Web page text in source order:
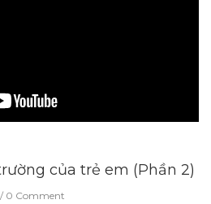
của trẻ em (Phần 2)
0 Comment